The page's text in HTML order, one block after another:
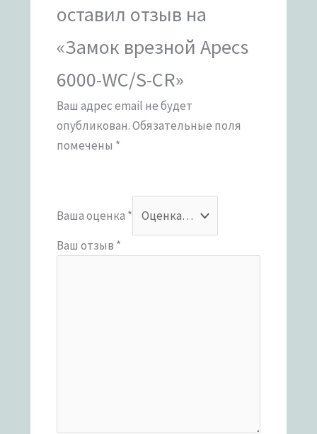
оставил отзыв на
«Замок врезной Apecs
6000-WC/S-CR»
Ваш адрес email не будет
опубликован.Обязательные поля
помечены *
Ваша оценка *
Ваш отзыв *